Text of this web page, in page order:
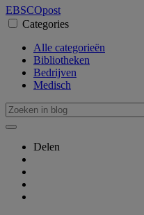
EBSCOpost
Categories
Alle categorieën
Bibliotheken
Bedrijven
Medisch
Delen